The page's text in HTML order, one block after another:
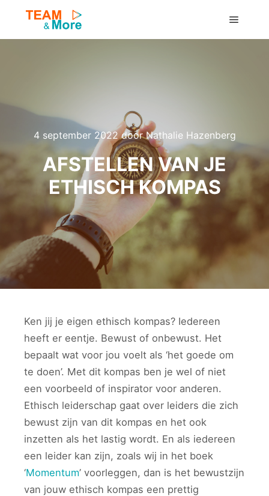
4 september 2022doorNathalie Hazenberg
AFSTELLEN VAN JE
ETHISCH KOMPAS
Ken jij je eigen ethisch kompas? Iedereen
heeft er eentje. Bewust of onbewust. Het
bepaalt wat voor jou voelt als ‘het goede om
te doen’. Met dit kompas ben je wel of niet
een voorbeeld of inspirator voor anderen.
Ethisch leiderschap gaat over leiders die zich
bewust zijn van dit kompas en het ook
inzetten als het lastig wordt. En als iedereen
een leider kan zijn, zoals wij in het boek
‘Momentum’ voorleggen, dan is het bewustzijn
van jouw ethisch kompas een prettig